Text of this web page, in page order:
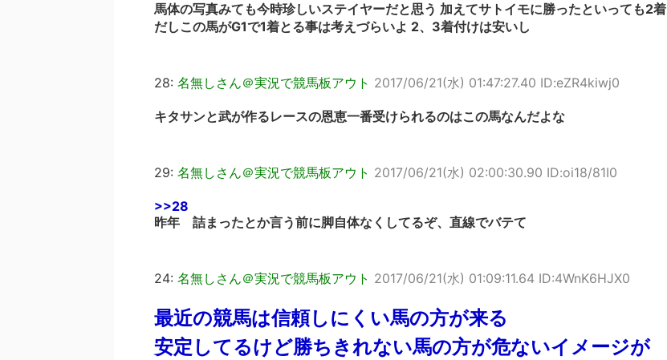
馬体の写真みても今時珍しいステイヤーだと思う 加えてサトイモに勝ったといっても2着
だしこの馬がG1で1着とる事は考えづらいよ 2、3着付けは安いし
28: 名無しさん＠実況で競馬板アウト 2017/06/21(水) 01:47:27.40 ID:eZR4kiwj0
キタサンと武が作るレースの恩恵一番受けられるのはこの馬なんだよな
29: 名無しさん＠実況で競馬板アウト 2017/06/21(水) 02:00:30.90 ID:oi18/81I0
>>28
昨年 詰まったとか言う前に脚自体なくしてるぞ、直線でバテて
24: 名無しさん＠実況で競馬板アウト 2017/06/21(水) 01:09:11.64 ID:4WnK6HJX0
最近の競馬は信頼しにくい馬の方が来る
安定してるけど勝ちきれない馬の方が危ないイメージが